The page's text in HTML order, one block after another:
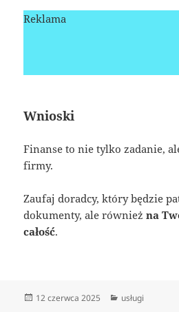
Reklama
Wnioski
Finanse to nie tylko zadanie,
firmy.
Zaufaj doradcy, który będzie
dokumenty, ale równieżna
całość.
Data
12 czerwca 2025 Kategorie
usługi